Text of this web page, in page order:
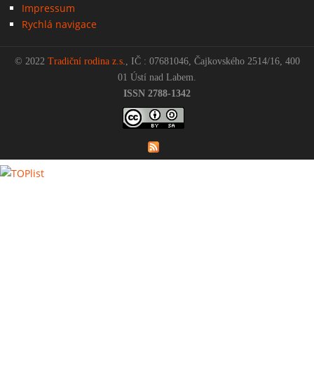
Impressum
Rychlá navigace
© 2022 Tradiční rodina z.s., IČ : 07681046, Čajkovského 2514/16, 400
01 Ústí nad Labem.
ISSN 2788-1342